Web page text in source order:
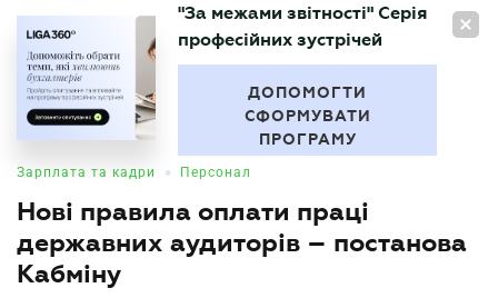
UA
БУХГАЛТЕР
"За межами звітності" Серія
професійних зустрічей
ДОПОМОГТИ
СФОРМУВАТИ
ПРОГРАМУ
Зарплата та кадри • Персонал
Нові правила оплати праці
державних аудиторів – постанова
Кабміну